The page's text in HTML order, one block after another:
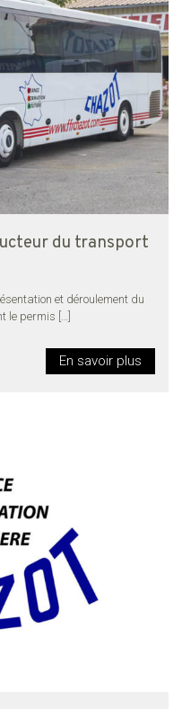
du transport
et déroulement du
le permis […]
En savoir plus